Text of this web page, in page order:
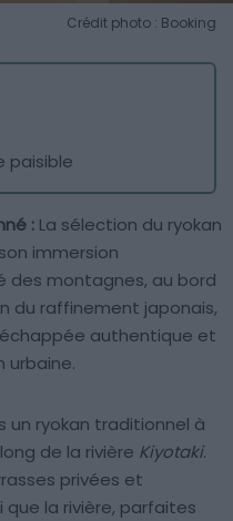
Crédit photo : Booking
paisible
: La sélection du ryokan
immersion
des montagnes, au bord
du raffinement japonais,
authentique et
urbaine.
un ryokan traditionnel à
de la rivière Kiyotaki.
privées et
que la rivière, parfaites